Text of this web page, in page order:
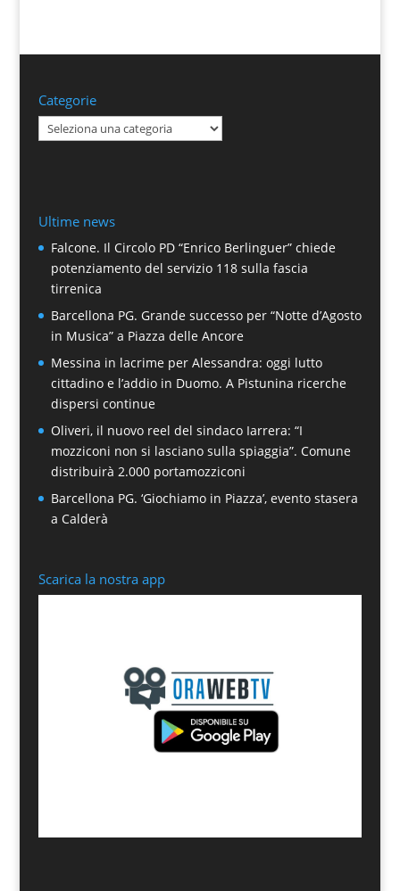
Categorie
Categorie
Ultime news
Falcone. Il Circolo PD “Enrico Berlinguer” chiede
potenziamento del servizio 118 sulla fascia
tirrenica
Barcellona PG. Grande successo per “Notte d’Agosto
in Musica” a Piazza delle Ancore
Messina in lacrime per Alessandra: oggi lutto
cittadino e l’addio in Duomo. A Pistunina ricerche
dispersi continue
Oliveri, il nuovo reel del sindaco Iarrera: “I
mozziconi non si lasciano sulla spiaggia”. Comune
distribuirà 2.000 portamozziconi
Barcellona PG. ‘Giochiamo in Piazza’, evento stasera
a Calderà
Scarica la nostra app